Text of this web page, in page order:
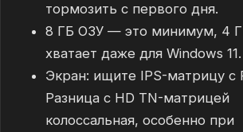
тормозить с первого дня.
8 ГБ ОЗУ — это минимум, 4
хватает даже для Windows 11.
Экран: ищите IPS-матрицу с
Разница с HD TN-матрицей
колоссальная, особенно при